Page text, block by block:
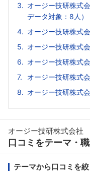
オージー技研株式
データ対象：8人）
オージー技研株式
オージー技研株式
オージー技研株式
オージー技研株式
オージー技研株式
オージー技研株式会社
口コミをテーマ・
テーマから口コミを